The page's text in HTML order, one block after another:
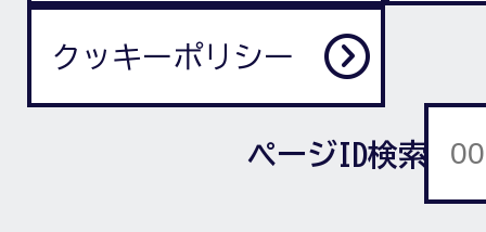
クッキーポリシー
ページID検索